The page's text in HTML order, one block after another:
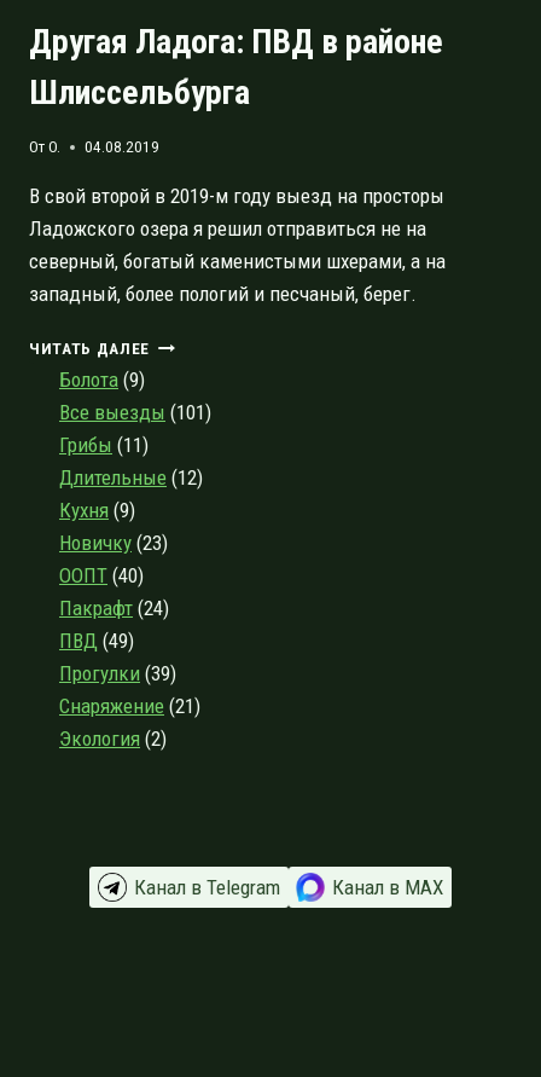
Другая Ладога: ПВД в районе
Шлиссельбурга
ОтO. 04.08.2019
В свой второй в 2019-м году выезд на просторы
Ладожского озера я решил отправиться не на
северный, богатый каменистыми шхерами, а на
западный, более пологий и песчаный, берег.
ЧИТАТЬ ДАЛЕЕ ДРУГАЯ
В
ШЛИССЕЛЬБУРГА
Болота (9)
Все выезды (101)
Грибы (11)
Длительные (12)
Кухня (9)
Новичку (23)
ООПТ (40)
Пакрафт (24)
ПВД (49)
Прогулки (39)
Снаряжение (21)
Экология (2)
Канал в Telegram Канал в МАХ